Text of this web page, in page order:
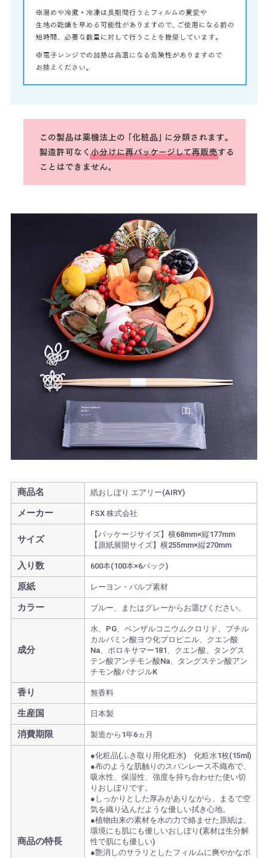
商品名 紙おしぼり エアリー(AIRY)
メーカー FSX 株式会社
サイズ
【パッケージサイズ】横68mm×縦177mm
【原紙展開サイズ】横255mm×縦270mm
入り数 600本(100本×6パック)
原紙 レーヨン・パルプ素材
カラー ブルー、またはグレーからお選びください。
成分
水、PG、ベンザルコニウムクロリド、ブチル
カルバミン酸ヨウ化プロピニル、クエン酸
Na、ポロキサマー181、クエン酸、タングス
テン酸アンチモン酸Na、タングステン酸アン
チモン酸バナジルK
香り 無香料
生産国 日本製
消費期限 製造から1年6ヵ月
商品の特長
●化粧品(ふき取り用化粧水) 化粧水1枚(15ml)
●布のような肌触りのスパンレース不織布で、
吸水性、保湿性、強度を持ち合わせた使い切
りおしぼりです。
●しっかりとした厚みがありながら、まるで空
気を織り込んだような優しい拭き心地。
●植物由来の素材を水の力で絡ませた原紙は、
環境にも肌にも優しいおしぼり(素材は生分解
性で肌にも優しい)
●艶消しのサラリとしたフィルムに爽やかなボ